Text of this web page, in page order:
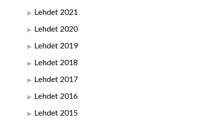
Lehdet 2021
Lehdet 2020
Lehdet 2019
Lehdet 2018
Lehdet 2017
Lehdet 2016
Lehdet 2015